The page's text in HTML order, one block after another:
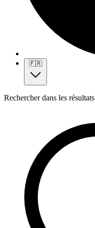
🇫🇷
Rechercher dans les résultats